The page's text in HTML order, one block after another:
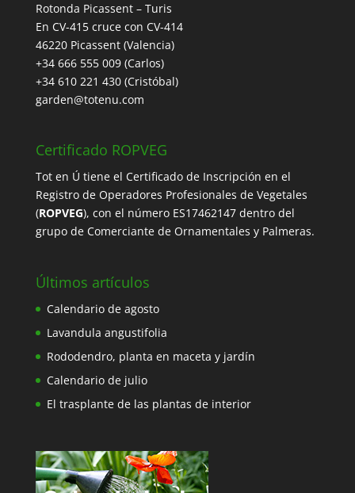
Rotonda Picassent – Turis
En CV-415 cruce con CV-414
46220 Picassent (Valencia)
+34 666 555 009 (Carlos)
+34 610 221 430 (Cristóbal)
garden@totenu.com
Certificado ROPVEG
Tot en Ú tiene el Certificado de Inscripción en el
Registro de Operadores Profesionales de Vegetales
(ROPVEG), con el número ES17462147 dentro del
grupo de Comerciante de Ornamentales y Palmeras.
Últimos artículos
Calendario de agosto
Lavandula angustifolia
Rododendro, planta en maceta y jardín
Calendario de julio
El trasplante de las plantas de interior